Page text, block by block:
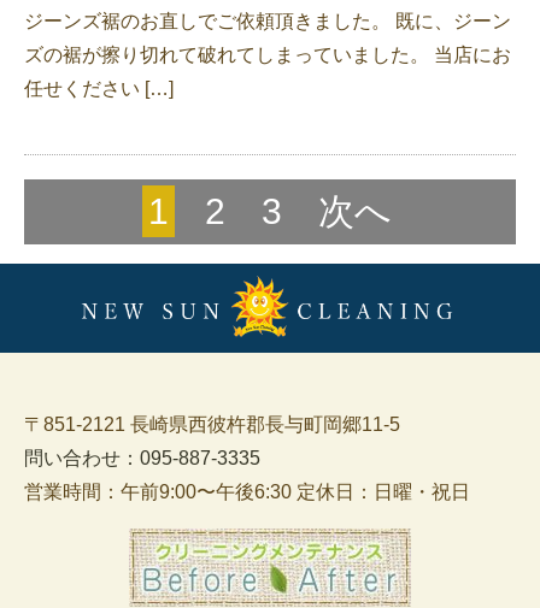
ジーンズ裾のお直しでご依頼頂きました。 既に、ジーン
ズの裾が擦り切れて破れてしまっていました。 当店にお
任せください […]
1 2 3 次へ
〒851-2121 長崎県西彼杵郡長与町岡郷11-5
問い合わせ：095-887-3335
営業時間：午前9:00〜午後6:30 定休日：日曜・祝日